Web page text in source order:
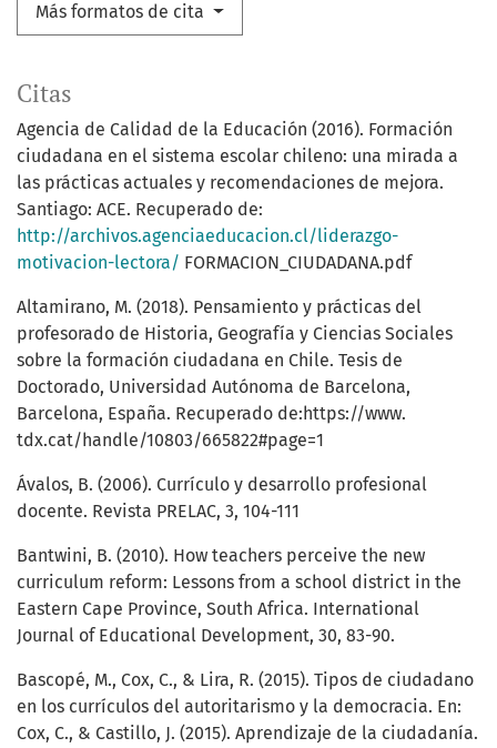
Más formatos de cita
Citas
Agencia de Calidad de la Educación (2016). Formación
ciudadana en el sistema escolar chileno: una mirada a
las prácticas actuales y recomendaciones de mejora.
Santiago: ACE. Recuperado de:
http://archivos.agenciaeducacion.cl/liderazgo-
motivacion-lectora/ FORMACION_CIUDADANA.pdf
Altamirano, M. (2018). Pensamiento y prácticas del
profesorado de Historia, Geografía y Ciencias Sociales
sobre la formación ciudadana en Chile. Tesis de
Doctorado, Universidad Autónoma de Barcelona,
Barcelona, España. Recuperado de:https://www.
tdx.cat/handle/10803/665822#page=1
Ávalos, B. (2006). Currículo y desarrollo profesional
docente. Revista PRELAC, 3, 104-111
Bantwini, B. (2010). How teachers perceive the new
curriculum reform: Lessons from a school district in the
Eastern Cape Province, South Africa. International
Journal of Educational Development, 30, 83-90.
Bascopé, M., Cox, C., & Lira, R. (2015). Tipos de ciudadano
en los currículos del autoritarismo y la democracia. En:
Cox, C., & Castillo, J. (2015). Aprendizaje de la ciudadanía.